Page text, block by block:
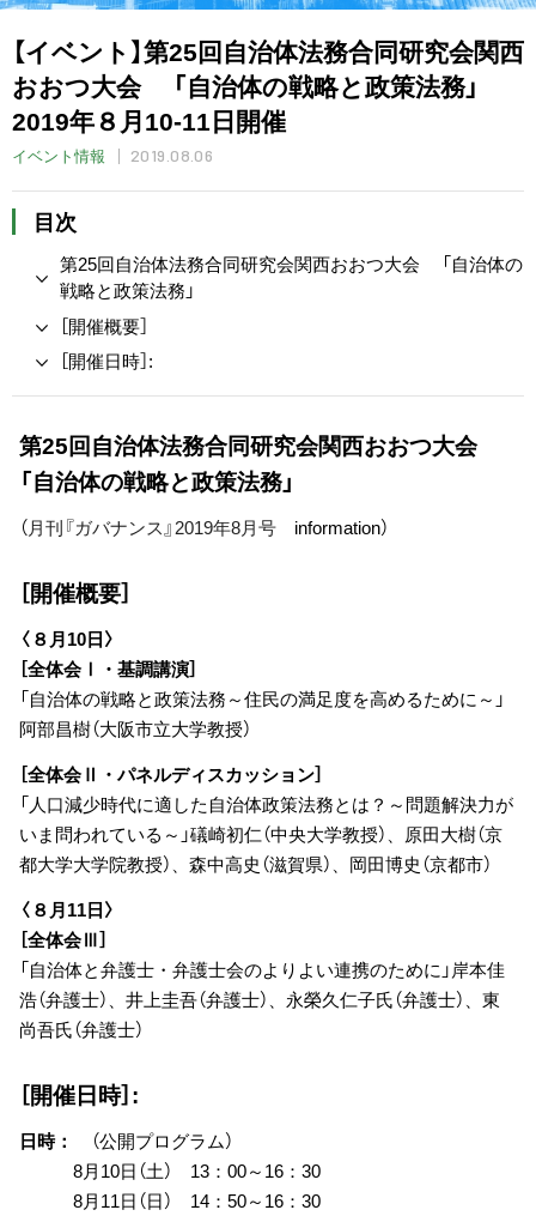
【イベント】第25回自治体法務合同研究会関西
おおつ大会 「自治体の戦略と政策法務」
2019年８月10-11日開催
イベント情報 2019.08.06
目次
第25回自治体法務合同研究会関西おおつ大会 「自治体の
戦略と政策法務」
［開催概要］
［開催日時］:
第25回自治体法務合同研究会関西おおつ大会
「自治体の戦略と政策法務」
（月刊『ガバナンス』2019年8月号 information）
［開催概要］
〈８月10日〉
［全体会Ⅰ・基調講演］
「自治体の戦略と政策法務～住民の満足度を高めるために～」
阿部昌樹（大阪市立大学教授）
［全体会Ⅱ・パネルディスカッション］
「人口減少時代に適した自治体政策法務とは？～問題解決力が
いま問われている～」礒崎初仁（中央大学教授）、原田大樹（京
都大学大学院教授）、森中高史（滋賀県）、岡田博史（京都市）
〈８月11日〉
［全体会Ⅲ］
「自治体と弁護士・弁護士会のよりよい連携のために」岸本佳
浩（弁護士）、井上圭吾（弁護士）、永榮久仁子氏（弁護士）、東
尚吾氏（弁護士）
［開催日時］:
日時：
（公開プログラム）
8月10日（土） 13：00～16：30
8月11日（日） 14：50～16：30